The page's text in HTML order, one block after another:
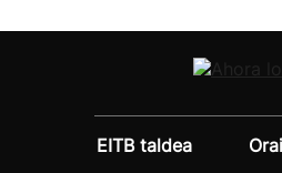
EITB taldea